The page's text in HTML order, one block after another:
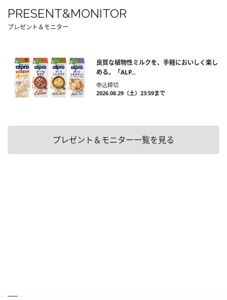
PRESENT&MONITOR
プレゼント＆モニター
良質な植物性ミルクを、手軽においしく楽し
める。「ALP...
申込締切
2026.08.29（土）23:59まで
プレゼント＆モニター一覧を見る